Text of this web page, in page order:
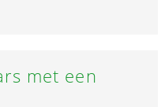
met een